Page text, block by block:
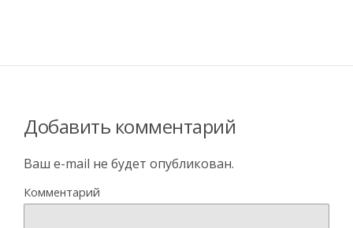
Добавить комментарий
Ваш e-mail не будет опубликован.
Комментарий